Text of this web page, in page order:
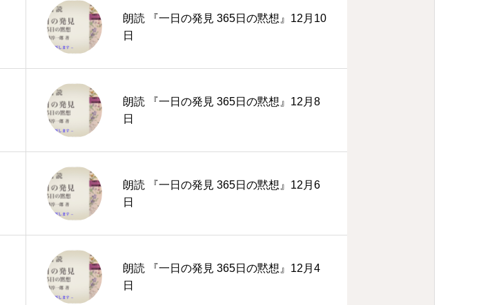
朗読 『一日の発見 365日の黙想』12月10
日
朗読 『一日の発見 365日の黙想』12月8
日
朗読 『一日の発見 365日の黙想』12月6
日
朗読 『一日の発見 365日の黙想』12月4
日